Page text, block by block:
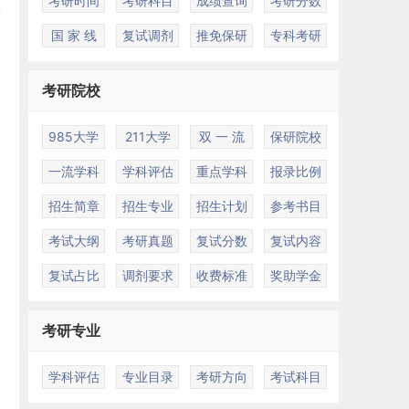
国 家 线 复试调剂 推免保研 专科考研
考研院校
985大学 211大学 双 一 流 保研院校
一流学科 学科评估 重点学科 报录比例
招生简章 招生专业 招生计划 参考书目
考试大纲 考研真题 复试分数 复试内容
复试占比 调剂要求 收费标准 奖助学金
考研专业
学科评估 专业目录 考研方向 考试科目